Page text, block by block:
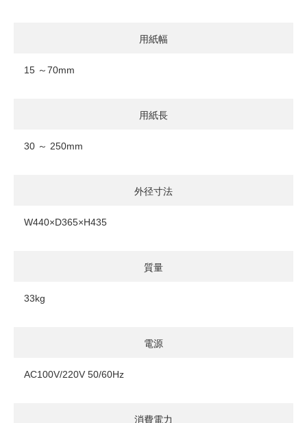
用紙幅
15 ～70mm
用紙長
30 ～ 250mm
外径寸法
W440×D365×H435
質量
33kg
電源
AC100V/220V 50/60Hz
消費電力